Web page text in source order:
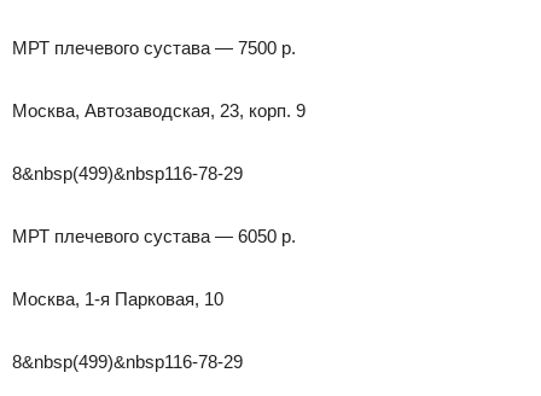
МРТ плечевого сустава — 7500 р.
Москва, Автозаводская, 23, корп. 9
8&nbsp(499)&nbsp116-78-29
МРТ плечевого сустава — 6050 р.
Москва, 1-я Парковая, 10
8&nbsp(499)&nbsp116-78-29